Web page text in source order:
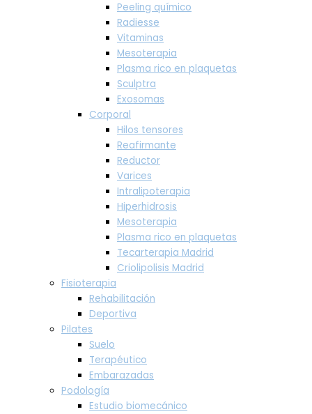
Peeling químico
Radiesse
Vitaminas
Mesoterapia
Plasma rico en plaquetas
Sculptra
Exosomas
Corporal
Hilos tensores
Reafirmante
Reductor
Varices
Intralipoterapia
Hiperhidrosis
Mesoterapia
Plasma rico en plaquetas
Tecarterapia Madrid
Criolipolisis Madrid
Fisioterapia
Rehabilitación
Deportiva
Pilates
Suelo
Terapéutico
Embarazadas
Podología
Estudio biomecánico